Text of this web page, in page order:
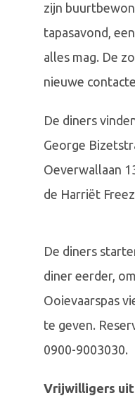
zijn
tapasavond,
alles mag. De
nieuwe
De diners
George
Oeverwallaan
de Harriët
De diners
diner eerder,
Ooievaarspas
te geven.
0900-9003030.
Vrijwilligers